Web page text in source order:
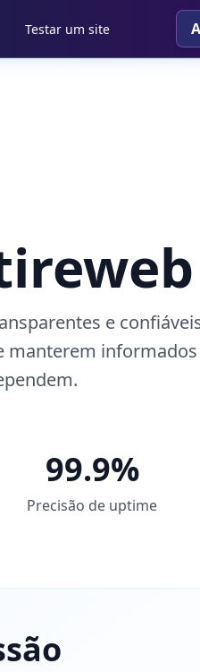
Testar um site
e
manterem
99.9%
Precisão de uptime